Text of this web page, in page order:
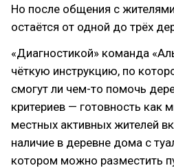
Но после общения с
остаётся от одной до трёх
«Диагностикой» команда
чёткую инструкцию, по
смогут ли чем-то помочь
критериев — готовность как
местных активных жителей
наличие в деревне дома с
котором можно разместить